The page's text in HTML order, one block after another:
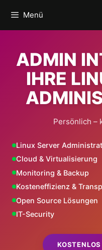
Inhalt
springen
Menü
ADMIN
IHRE
Persönlich –
Linux Server
Cloud & Virtualisierung
Monitoring & Backup
Kosteneffizienz &
Open Source Lösungen
IT-Security